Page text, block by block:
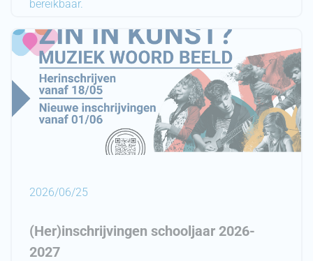
bereikbaar.
2026/06/25
(Her)inschrijvingen schooljaar 2026-
2027